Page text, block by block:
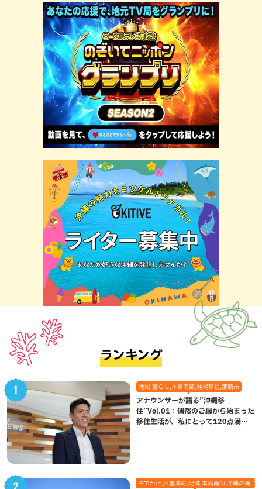
ランキング
地域,暮らし,本島南部,沖縄移住,那覇市
アナウンサーが語る”沖縄移
住”Vol.01：偶然のご縁から始まった
移住生活が、私にとって120点満点
おでかけ,八重瀬町,地域,本島南部,沖縄の海,自